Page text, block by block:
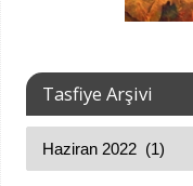
Tasfiye Arşivi